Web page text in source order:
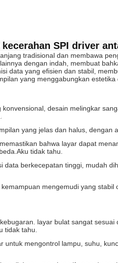
SPI driver
tradisional dan membawa
dengan indah, membuat
data yang efisien dan stabil,
yang menggabungkan estetika
desain melingkar
yang jelas dan halus, dengan
bahwa layar dapat
Aku tidak tahu.
data berkecepatan tinggi, mudah
mengemudi yang
layar bulat sangat
tidak tahu.
untuk mengontrol lampu, suhu,